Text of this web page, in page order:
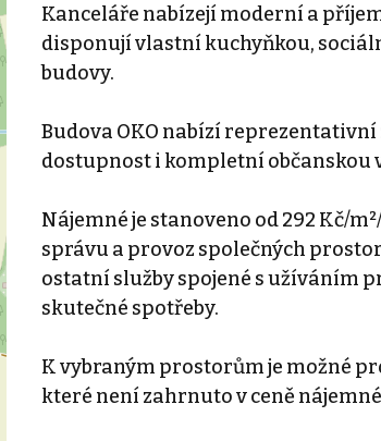
Kanceláře nabízejí moderní a
disponují vlastní kuchyňkou,
budovy.
Budova OKO nabízí
dostupnost i kompletní občanskou
Nájemné je stanoveno od 292 Kč/
správu a provoz společných
ostatní služby spojené s užíváním
skutečné spotřeby.
K vybraným prostorům je možné
které není zahrnuto v ceně